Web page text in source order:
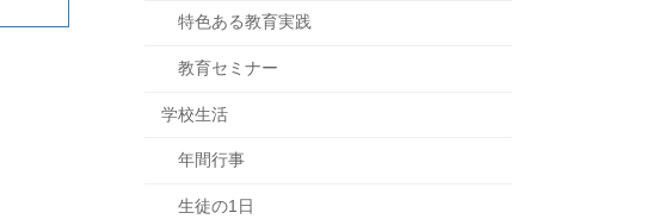
特色ある教育実践
教育セミナー
学校生活
年間行事
生徒の1日